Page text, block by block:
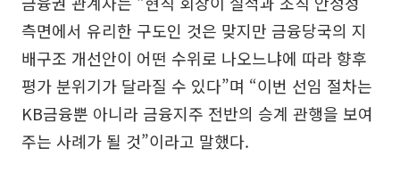
측면에서 유리한 구도인 것은 맞지만 금융당국의 지
배구조 개선안이 어떤 수위로 나오느냐에 따라 향후
평가 분위기가 달라질 수 있다”며 “이번 선임 절차는
KB금융뿐 아니라 금융지주 전반의 승계 관행을 보여
주는 사례가 될 것”이라고 말했다.